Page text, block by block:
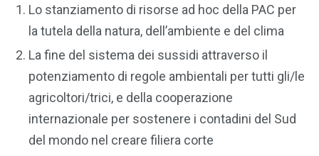
Lo stanziamento di risorse ad hoc della PAC per
la tutela della natura, dell’ambiente e del clima
La fine del sistema dei sussidi attraverso il
potenziamento di regole ambientali per tutti gli/le
agricoltori/trici, e della cooperazione
internazionale per sostenere i contadini del Sud
del mondo nel creare filiera corte